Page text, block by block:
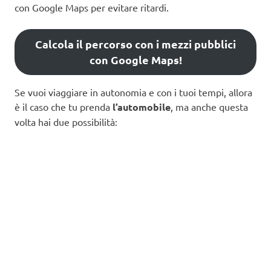
con Google Maps per evitare ritardi.
Calcola il percorso con i mezzi pubblici
con Google Maps!
Se vuoi viaggiare in autonomia e con i tuoi tempi, allora
è il caso che tu prenda l’automobile , ma anche questa
volta hai due possibilità: